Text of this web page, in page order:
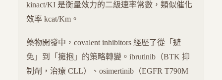
kinact/KI 是衡量效力的二級速率常數，類似催化
效率 kcat/Km。
藥物開發中，covalent inhibitors 經歷了從「避
免」到「擁抱」的策略轉變。ibrutinib（BTK 抑
制劑，治療 CLL）、osimertinib（EGFR T790M